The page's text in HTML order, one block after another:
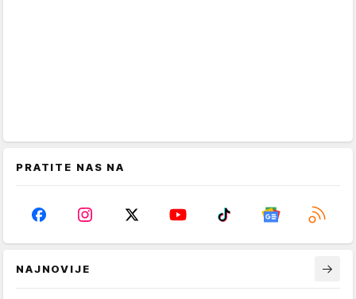
PRATITE NAS NA
NAJNOVIJE